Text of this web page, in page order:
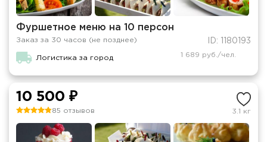
Фуршетное меню на 10 персон
Заказ за 30 часов (не позднее) ID: 1180193
Логистика за город 1 689 руб./чел.
10 500 ₽
85 отзывов 3.1 кг